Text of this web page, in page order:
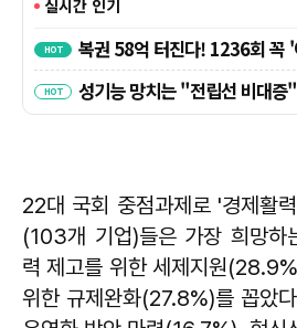
22대 국회 중점과제로 '경제활
(103개 기업)들은 가장 희망하
력 제고를 위한 세제지원
위한 규제완화(27.8%)를 꼽았